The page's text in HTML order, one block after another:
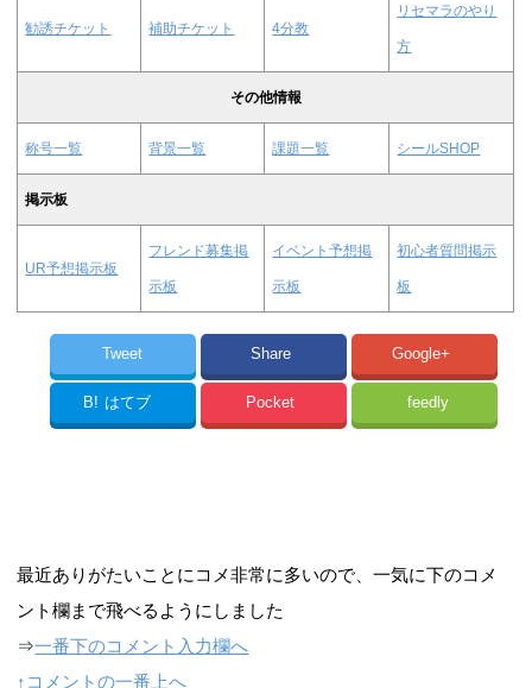
勧誘チケット 補助チケット 4分教
リセマラのやり
方
その他情報
称号一覧 背景一覧 課題一覧 シールSHOP
掲示板
UR予想掲示板
フレンド募集掲
示板
イベント予想掲
示板
初心者質問掲示
板
Tweet Share Google+
B! はてブ Pocket feedly
最近ありがたいことにコメ非常に多いので、一気に下のコメ
ント欄まで飛べるようにしました
⇒一番下のコメント入力欄へ
↑コメントの一番上へ